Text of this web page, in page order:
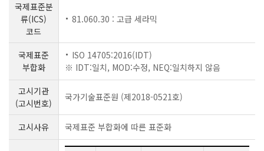
국제표준분
류(ICS)
코드
81.060.30 : 고급 세라믹
국제표준
부합화
ISO 14705:2016(IDT)
※ IDT:일치, MOD:수정, NEQ:일치하지 않음
고시기관
(고시번호)
국가기술표준원 (제2018-0521호)
고시사유 국제표준 부합화에 따른 표준화